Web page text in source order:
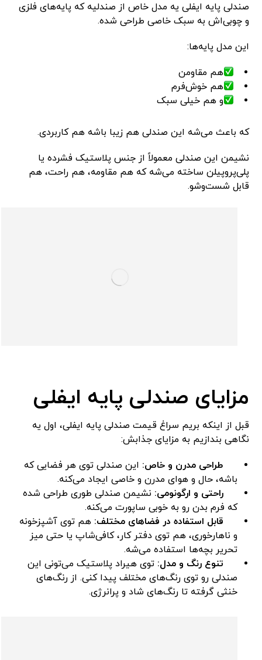
صندلی پایه ایفلی یه مدل خاص از صندلیه که پایه‌های فلزی
و چوبی‌اش به سبک خاصی طراحی شده.
این مدل پایه‌ها:
هم مقاومن
هم خوش‌فرم
و هم خیلی سبک
که باعث می‌شه این صندلی هم زیبا باشه هم کاربردی.
نشیمن این صندلی معمولاً از جنس پلاستیک فشرده یا
پلی‌پروپیلن ساخته می‌شه که هم مقاومه، هم راحت، هم
قابل شست‌وشو.
مزایای صندلی پایه ایفلی
قبل از اینکه بریم سراغ قیمت صندلی پایه ایفلی، اول یه
نگاهی بندازیم به مزایای جذابش:
طراحی مدرن و خاص: این صندلی توی هر فضایی که
باشه، حال و هوای مدرن و خاصی ایجاد می‌کنه.
راحتی و ارگونومی: نشیمن صندلی طوری طراحی شده
که فرم بدن رو به خوبی ساپورت می‌کنه.
قابل استفاده در فضاهای مختلف: هم توی آشپزخونه
و ناهارخوری، هم توی دفتر کار، کافی‌شاپ یا حتی میز
تحریر بچه‌ها استفاده می‌شه.
تنوع رنگ و مدل: توی هیراد پلاستیک می‌تونی این
صندلی رو توی رنگ‌های مختلف پیدا کنی. از رنگ‌های
خنثی گرفته تا رنگ‌های شاد و پرانرژی.